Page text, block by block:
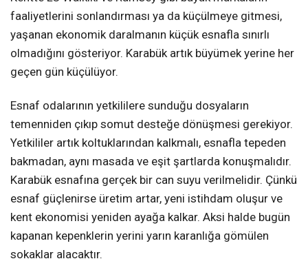
faaliyetlerini sonlandırması ya da küçülmeye gitmesi,
yaşanan ekonomik daralmanın küçük esnafla sınırlı
olmadığını gösteriyor. Karabük artık büyümek yerine her
geçen gün küçülüyor.
Esnaf odalarının yetkililere sunduğu dosyaların
temenniden çıkıp somut desteğe dönüşmesi gerekiyor.
Yetkililer artık koltuklarından kalkmalı, esnafla tepeden
bakmadan, aynı masada ve eşit şartlarda konuşmalıdır.
Karabük esnafına gerçek bir can suyu verilmelidir. Çünkü
esnaf güçlenirse üretim artar, yeni istihdam oluşur ve
kent ekonomisi yeniden ayağa kalkar. Aksi halde bugün
kapanan kepenklerin yerini yarın karanlığa gömülen
sokaklar alacaktır.